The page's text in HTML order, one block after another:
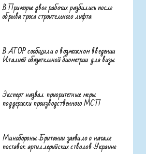
В Приморье двое рабочих разбились после
обрыва троса строительного лифта
В АТОР сообщили о возможном введении
Италией обязательной биометрии для визы
Эксперт назвал приоритетные меры
поддержки производственного МСП
Минобороны Британии заявило о начале
поставок артиллерийских стволов Украине